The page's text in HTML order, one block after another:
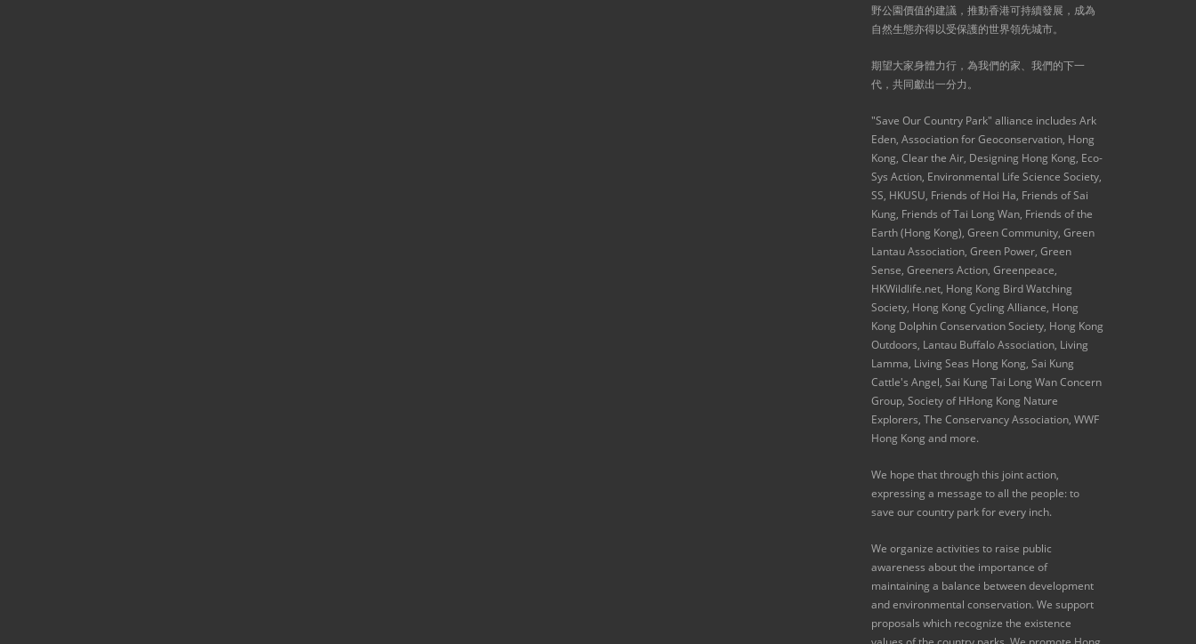
野公園價值的建議，推動香港可持續發展，成為
自然生態亦得以受保護的世界領先城市。
期望大家身體力行，為我們的家、我們的下一
代，共同獻出一分力。
"Save Our Country Park" alliance includes Ark
Eden, Association for Geoconservation, Hong
Kong, Clear the Air, Designing Hong Kong, Eco-
Sys Action, Environmental Life Science Society,
SS, HKUSU, Friends of Hoi Ha, Friends of Sai
Kung, Friends of Tai Long Wan, Friends of the
Earth (Hong Kong), Green Community, Green
Lantau Association, Green Power, Green
Sense, Greeners Action, Greenpeace,
HKWildlife.net, Hong Kong Bird Watching
Society, Hong Kong Cycling Alliance, Hong
Kong Dolphin Conservation Society, Hong Kong
Outdoors, Lantau Buffalo Association, Living
Lamma, Living Seas Hong Kong, Sai Kung
Cattle's Angel, Sai Kung Tai Long Wan Concern
Group, Society of HHong Kong Nature
Explorers, The Conservancy Association, WWF
Hong Kong and more.
We hope that through this joint action,
expressing a message to all the people: to
save our country park for every inch.
We organize activities to raise public
awareness about the importance of
maintaining a balance between development
and environmental conservation. We support
proposals which recognize the existence